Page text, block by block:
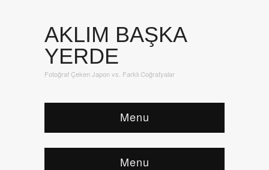
AKLIM BAŞKA
YERDE
Fotoğraf Çeken Japon vs. Farklı Coğrafyalar
Menu
Menu